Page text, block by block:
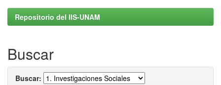
Repositorio del IIS-UNAM
Buscar
Buscar: